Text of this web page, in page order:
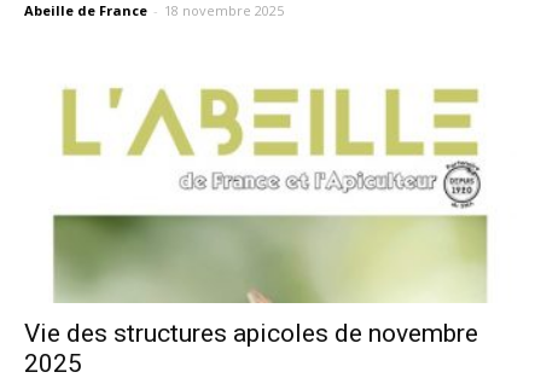
Abeille de France - 18 novembre 2025
Vie des structures apicoles de novembre
2025